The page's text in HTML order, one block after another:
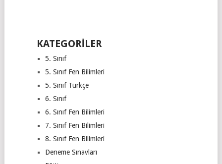
KATEGORILER
5. Sınıf
5. Sınıf Fen Bilimleri
5. Sınıf Türkçe
6. Sınıf
6. Sınıf Fen Bilimleri
7. Sınıf Fen Bilimleri
8. Sınıf Fen Bilimleri
Deneme Sınavları